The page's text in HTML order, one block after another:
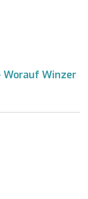
Worauf Winzer